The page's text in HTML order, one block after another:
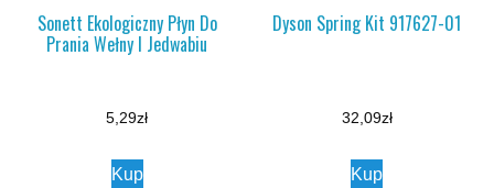
Sonett Ekologiczny Płyn Do
Prania Wełny I Jedwabiu
5,29zł
Kup
Dyson Spring Kit 917627-01
32,09zł
Kup